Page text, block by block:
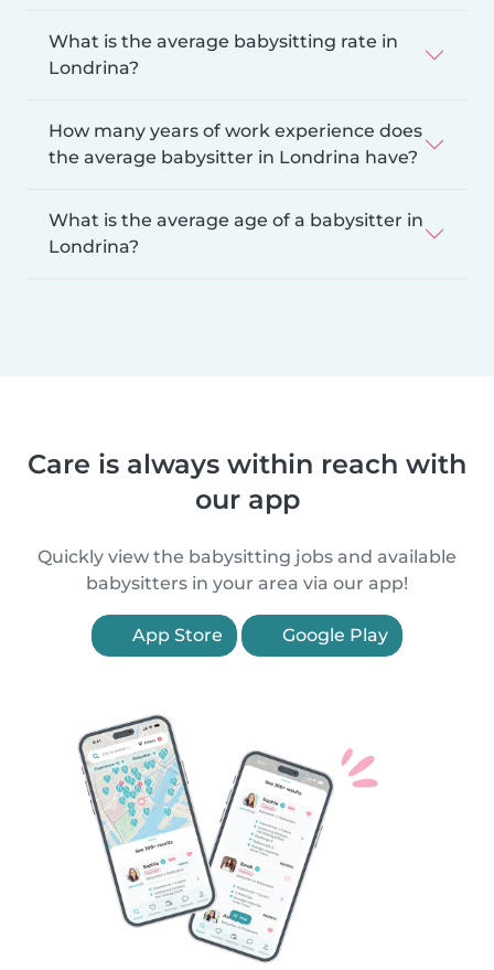
What is the average babysitting rate in
Londrina?
How many years of work experience does
the average babysitter in Londrina have?
What is the average age of a babysitter in
Londrina?
Care is always within reach with
our app
Quickly view the babysitting jobs and available
babysitters in your area via our app!
App Store Google Play